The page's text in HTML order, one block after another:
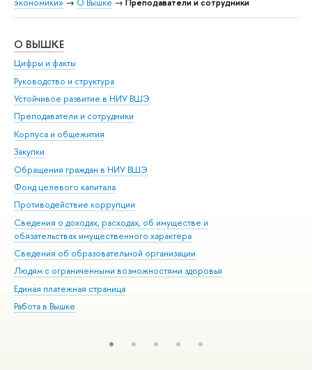
О ВЫШКЕ
Цифры и факты
Руководство и структура
Устойчивое развитие в НИУ ВШЭ
Преподаватели и сотрудники
Корпуса и общежития
Закупки
Обращения граждан в НИУ ВШЭ
Фонд целевого капитала
Противодействие коррупции
Сведения о доходах, расходах, об имуществе и
обязательствах имущественного характера
Сведения об образовательной организации
Людям с ограниченными возможностями здоровья
Единая платежная страница
Работа в Вышке